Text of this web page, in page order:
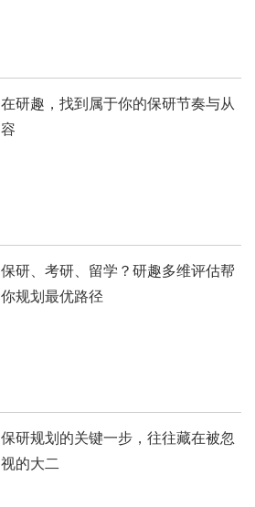
在研趣，找到属于你的保研节奏与从
容
保研、考研、留学？研趣多维评估帮
你规划最优路径
保研规划的关键一步，往往藏在被忽
视的大二